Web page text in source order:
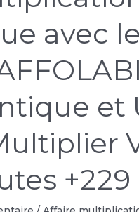
avec
et